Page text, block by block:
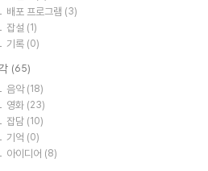
배포 프로그램 (3)
잡설 (1)
기록 (0)
(65)
음악 (18)
영화 (23)
잡담 (10)
기억 (0)
아이디어 (8)